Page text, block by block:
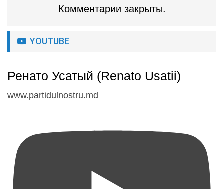
Комментарии закрыты.
YOUTUBE
Ренато Усатый (Renato Usatii)
www.partidulnostru.md